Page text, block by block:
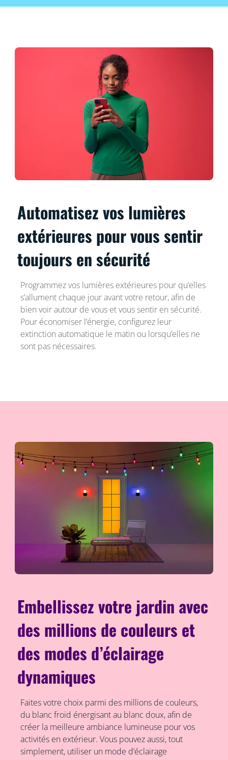
Automatisez vos lumières
extérieures pour vous sentir
toujours en sécurité
Programmez vos lumières extérieures pour qu’elles
s’allument chaque jour avant votre retour, afin de
bien voir autour de vous et vous sentir en sécurité.
Pour économiser l’énergie, configurez leur
extinction automatique le matin ou lorsqu’elles ne
sont pas nécessaires.
Embellissez votre jardin avec
des millions de couleurs et
des modes d’éclairage
dynamiques
Faites votre choix parmi des millions de couleurs,
du blanc froid énergisant au blanc doux, afin de
créer la meilleure ambiance lumineuse pour vos
activités en extérieur. Vous pouvez aussi, tout
simplement, utiliser un mode d’éclairage